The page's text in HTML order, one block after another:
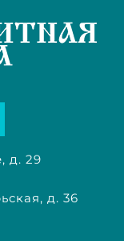
д. 29
д. 36